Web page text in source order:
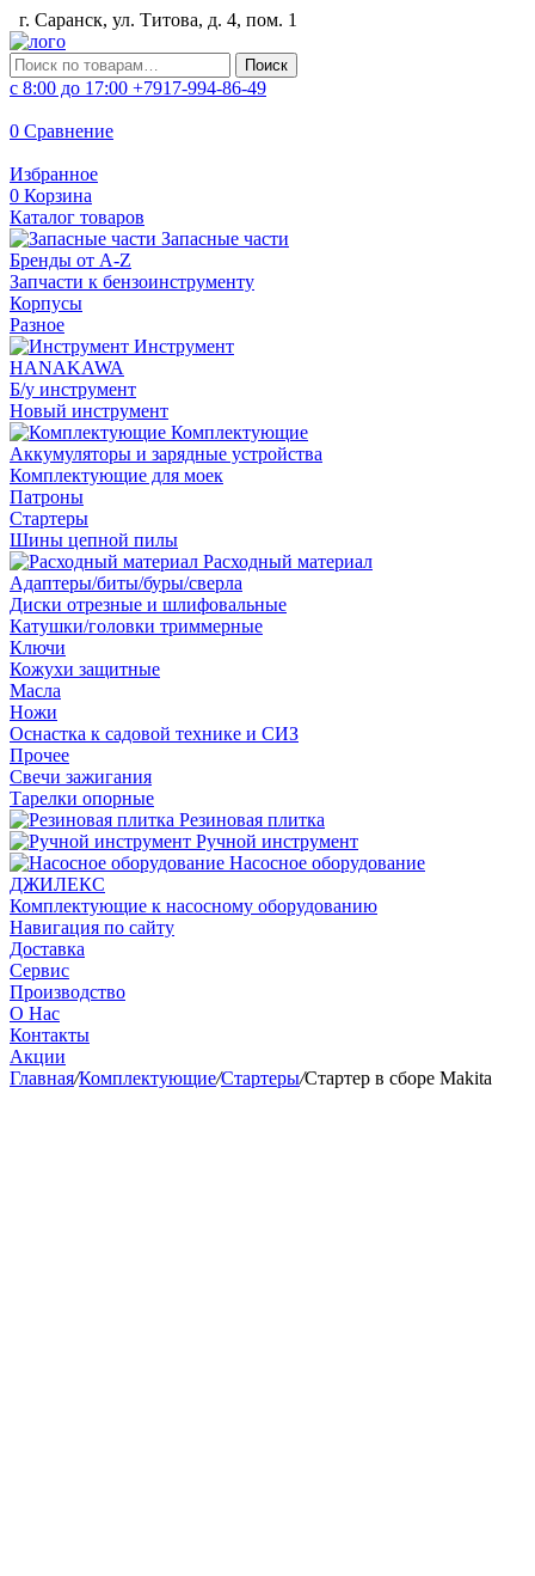
г. Саранск, ул. Титова, д. 4, пом. 1
Искать: Поиск
с 8:00 до 17:00 +7917-994-86-49
0 Сравнение
Избранное
0 Корзина
Каталог товаров
Запасные части
Бренды от A-Z
Запчасти к бензоинструменту
Корпусы
Разное
Инструмент
HANAKAWA
Б/у инструмент
Новый инструмент
Комплектующие
Аккумуляторы и зарядные устройства
Комплектующие для моек
Патроны
Стартеры
Шины цепной пилы
Расходный материал
Адаптеры/биты/буры/сверла
Диски отрезные и шлифовальные
Катушки/головки триммерные
Ключи
Кожухи защитные
Масла
Ножи
Оснастка к садовой технике и СИЗ
Прочее
Свечи зажигания
Тарелки опорные
Резиновая плитка
Ручной инструмент
Насосное оборудование
ДЖИЛЕКС
Комплектующие к насосному оборудованию
Навигация по сайту
Доставка
Сервис
Производство
О Нас
Контакты
Акции
Главная/Комплектующие/Стартеры/Стартер в сборе Makita